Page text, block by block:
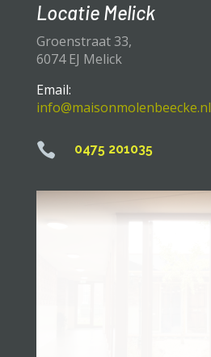
Locatie Melick
Groenstraat 33,
6074 EJ Melick
Email:
info@maisonmolenbeecke.nl
 0475 201035